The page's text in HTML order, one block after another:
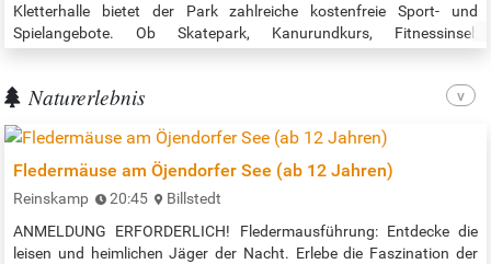
Kletterhalle bietet der Park zahlreiche kostenfreie Sport- und
Spielangebote. Ob Skatepark, Kanurundkurs, Fitnessinsel,
An einigen Anlagen sorgt sogar…
Naturerlebnis
Fledermäuse am Öjendorfer See (ab 12 Jahren)
Reinskamp 20:45
Billstedt
ANMELDUNG ERFORDERLICH! Fledermausführung: Entdecke die
leisen und heimlichen Jäger der Nacht. Erlebe die Faszination der